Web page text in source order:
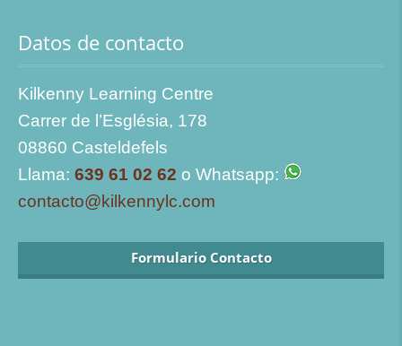
Datos de contacto
Kilkenny Learning Centre
Carrer de l’Església, 178
08860 Casteldefels
Llama: 639 61 02 62 o Whatsapp:
contacto@kilkennylc.com
Formulario Contacto